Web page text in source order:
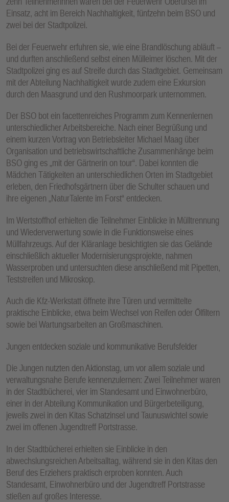
Einsatz, acht im Bereich Nachhaltigkeit, fünfzehn beim BSO und
zwei bei der Stadtpolizei.
Bei der Feuerwehr erfuhren sie, wie eine Brandlöschung abläuft –
und durften anschließend selbst einen Mülleimer löschen. Mit der
Stadtpolizei ging es auf Streife durch das Stadtgebiet. Gemeinsam
mit der Abteilung Nachhaltigkeit wurde zudem eine Exkursion
durch den Maasgrund und den Rushmoorpark unternommen.
Der BSO bot ein facettenreiches Programm zum Kennenlernen
unterschiedlicher Arbeitsbereiche. Nach einer Begrüßung und
einem kurzen Vortrag von Betriebsleiter Michael Maag über
Organisation und betriebswirtschaftliche Zusammenhänge beim
BSO ging es „mit der Gärtnerin on tour“. Dabei konnten die
Mädchen Tätigkeiten an unterschiedlichen Orten im Stadtgebiet
erleben, den Friedhofsgärtnern über die Schulter schauen und
ihre eigenen „NaturTalente im Forst“ entdecken.
Im Wertstoffhof erhielten die Teilnehmer Einblicke in Mülltrennung
und Wiederverwertung sowie in die Funktionsweise eines
Müllfahrzeugs. Auf der Kläranlage besichtigten sie das Gelände
einschließlich aktueller Modernisierungsprojekte, nahmen
Wasserproben und untersuchten diese anschließend mit Pipetten,
Teststreifen und Mikroskop.
Auch die Kfz-Werkstatt öffnete ihre Türen und vermittelte
praktische Einblicke, etwa beim Wechsel von Reifen oder Ölfiltern
sowie bei Wartungsarbeiten an Großmaschinen.
Jungen entdecken soziale und kommunikative Berufsfelder
Die Jungen nutzten den Aktionstag, um vor allem soziale und
verwaltungsnahe Berufe kennenzulernen: Zwei Teilnehmer waren
in der Stadtbücherei, vier im Standesamt und Einwohnerbüro,
einer in der Abteilung Kommunikation und Bürgerbeteiligung,
jeweils zwei in den Kitas Schatzinsel und Taunuswichtel sowie
zwei im offenen Jugendtreff Portstrasse.
In der Stadtbücherei erhielten sie Einblicke in den
abwechslungsreichen Arbeitsalltag, während sie in den Kitas den
Beruf des Erziehers praktisch erproben konnten. Auch
Standesamt, Einwohnerbüro und der Jugendtreff Portstrasse
stießen auf großes Interesse.